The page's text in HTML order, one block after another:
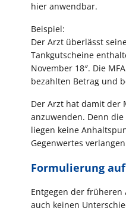
hier anwendbar.
Beispiel:
Der Arzt überlässt
Tankgutscheine
November 18″. Die
bezahlten Betrag und
Der Arzt hat damit der
anzuwenden. Denn die
liegen keine
Gegenwertes
Formulierung
Entgegen der
auch keinen